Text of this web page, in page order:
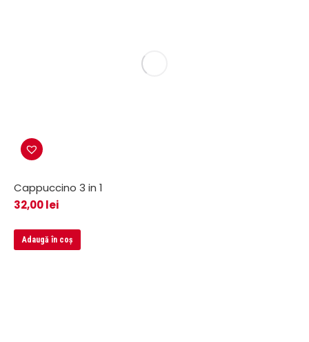
Cappuccino 3 in 1
32,00lei
Adaugă în coș